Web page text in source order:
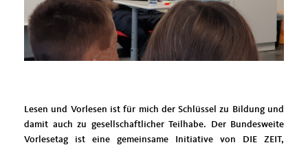
Lesen und Vorlesen ist für mich der Schlüssel zu Bildung und
damit auch zu gesellschaftlicher Teilhabe. Der Bundesweite
Vorlesetag ist eine gemeinsame Initiative von DIE ZEIT,